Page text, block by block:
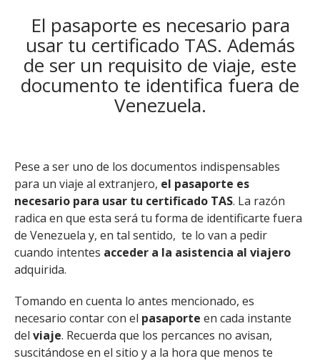
El pasaporte es necesario para
usar tu certificado TAS. Además
de ser un requisito de viaje, este
documento te identifica fuera de
Venezuela.
Pese a ser uno de los documentos indispensables
para un viaje al extranjero, el pasaporte es
necesario para usar tu certificado TAS. La razón
radica en que esta será tu forma de identificarte fuera
de Venezuela y, en tal sentido, te lo van a pedir
cuando intentes acceder a la asistencia al viajero
adquirida.
Tomando en cuenta lo antes mencionado, es
necesario contar con el pasaporte en cada instante
del viaje. Recuerda que los percances no avisan,
suscitándose en el sitio y a la hora que menos te